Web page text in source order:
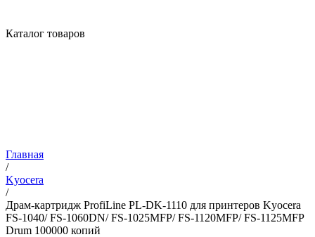
Каталог товаров
Главная
/
Kyocera
/
Драм-картридж ProfiLine PL-DK-1110 для принтеров Kyocera
FS-1040/ FS-1060DN/ FS-1025MFP/ FS-1120MFP/ FS-1125MFP
Drum 100000 копий